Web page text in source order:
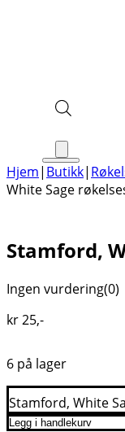
Hjem| Butikk|
White Sage
Stamford,
Ingen vurdering(0)
kr25,-
6 på lager
Stamford, White
Legg i handlekurv